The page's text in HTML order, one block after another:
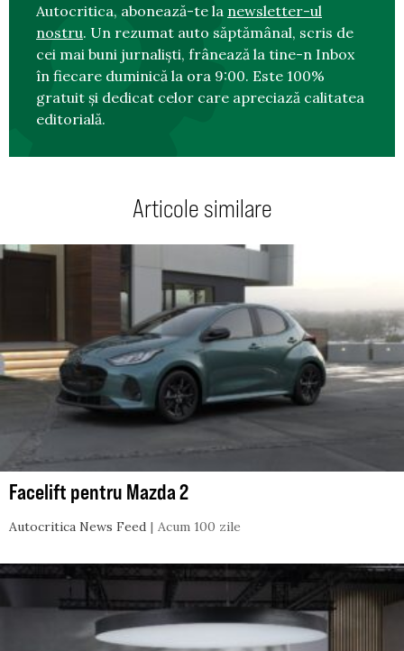
Autocritica, abonează-te la newsletter-ul
nostru. Un rezumat auto săptămânal, scris de
cei mai buni jurnaliști, frânează la tine-n Inbox
în fiecare duminică la ora 9:00. Este 100%
gratuit și dedicat celor care apreciază calitatea
editorială.
Articole similare
Facelift pentru Mazda 2
Autocritica News Feed Acum 100 zile